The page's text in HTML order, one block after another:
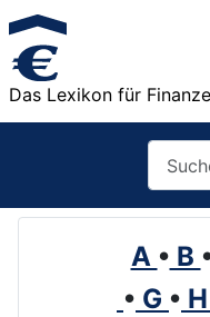
Das Lexikon für
A • B
• G • H